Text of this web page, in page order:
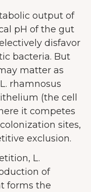
output of
pH of the gut
disfavor
bacteria. But
matter as
rhamnosus
(the cell
it competes
sites,
exclusion.
L.
of
forms the